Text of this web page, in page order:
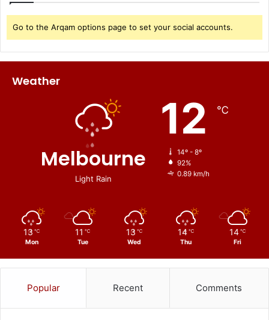
Go to the Arqam options page to set your social accounts.
Weather
Melbourne
Light Rain
12 ℃
14º - 8º
92%
0.89 km/h
13 ℃
Mon
11 ℃
Tue
13 ℃
Wed
14 ℃
Thu
14 ℃
Fri
Popular Recent Comments